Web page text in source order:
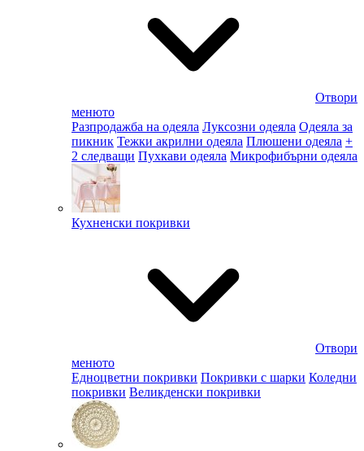
Отвори
менюто
Разпродажба на одеяла Луксозни одеяла Одеяла за
пикник Тежки акрилни одеяла Плюшени одеяла +
2 следващи Пухкави одеяла Микрофибърни одеяла
Кухненски покривки
Отвори
менюто
Едноцветни покривки Покривки с шарки Коледни
покривки Великденски покривки